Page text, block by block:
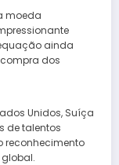
moeda
ainda
dos
Unidos, Suíça
de talentos
reconhecimento